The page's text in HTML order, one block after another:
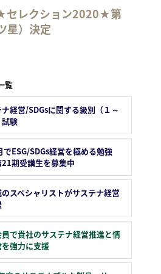
セレクション2020★第
星）決定
覧
経営/SDGsに関する級別（１～
試験
でESG/SDGs経営を極める勉強
期受講生を募集中
スペシャリストがサステナ経営
で貴社のサステナ経営推進と情
強力に支援